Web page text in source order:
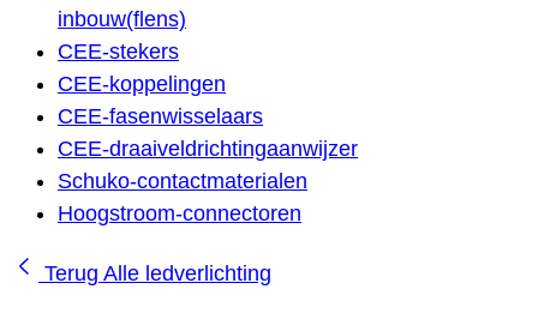
inbouw(flens)
CEE-stekers
CEE-koppelingen
CEE-fasenwisselaars
CEE-draaiveldrichtingaanwijzer
Schuko-contactmaterialen
Hoogstroom-connectoren
Terug Alle ledverlichting